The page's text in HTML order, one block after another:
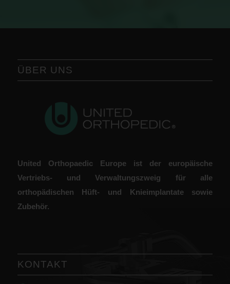
ÜBER UNS
United Orthopaedic Europe ist der europäische
Vertriebs- und Verwaltungszweig für alle
orthopädischen Hüft- und Knieimplantate sowie
Zubehör.
KONTAKT